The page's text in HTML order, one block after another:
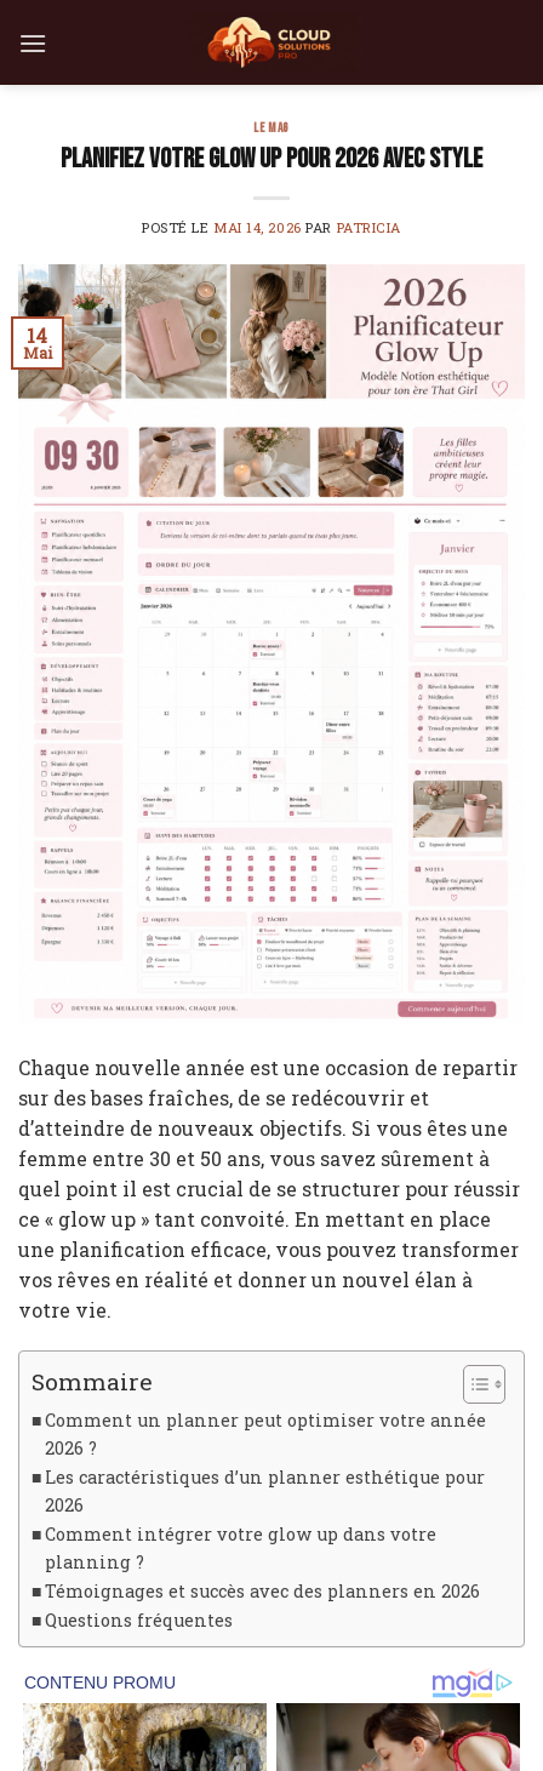
LE MAG
Planifiez votre glow up pour 2026 avec style
POSTÉ LE MAI 14, 2026 PAR PATRICIA
14
Mai
Chaque nouvelle année est une occasion de repartir
sur des bases fraîches, de se redécouvrir et
d’atteindre de nouveaux objectifs. Si vous êtes une
femme entre 30 et 50 ans, vous savez sûrement à
quel point il est crucial de se structurer pour réussir
ce « glow up » tant convoité. En mettant en place
une planification efficace, vous pouvez transformer
vos rêves en réalité et donner un nouvel élan à
votre vie.
Sommaire
Comment un planner peut optimiser votre année
2026 ?
Les caractéristiques d’un planner esthétique pour
2026
Comment intégrer votre glow up dans votre
planning ?
Témoignages et succès avec des planners en 2026
Questions fréquentes